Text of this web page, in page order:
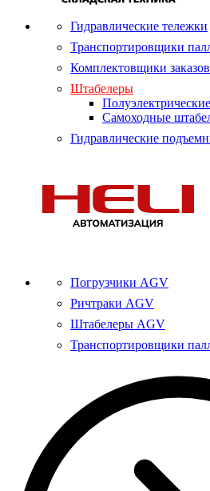
Гидравлические тележки
Транспортировщики
Комплектовщики заказов
Штабелеры
Самоходные
Гидравлические
Погрузчики AGV
Ричтраки AGV
Штабелеры AGV
Транспортировщики